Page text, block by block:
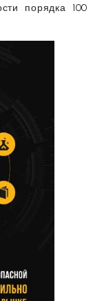
порядка 100